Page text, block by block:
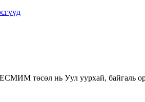
төсөл нь Уул уурхай, байгаль